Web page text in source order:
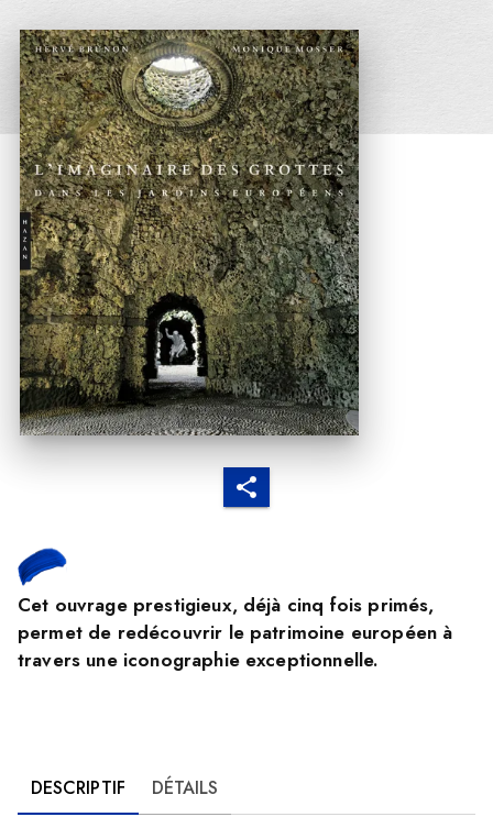
Cet ouvrage prestigieux, déjà cinq fois primés,
permet de redécouvrir le patrimoine européen à
travers une iconographie exceptionnelle.
DESCRIPTIF DÉTAILS